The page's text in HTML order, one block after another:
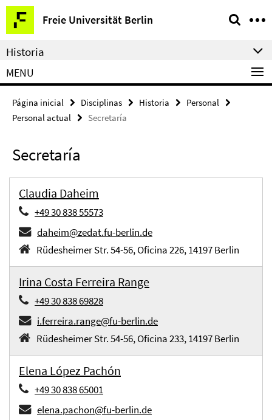
Springe
direkt
zu
Inhalt
Freie Universität Berlin
Herramientas
de
navegación
Historia
MENU
Página inicial Disciplinas Historia
Personal
Personal actual
Secretaría
Secretaría
Claudia Daheim
+49 30 838 55573
daheim@zedat.fu-berlin.de
Rüdesheimer Str. 54-56, Oficina 226, 14197 Berlin
Irina Costa Ferreira Range
+49 30 838 69828
i.ferreira.range@fu-berlin.de
Rüdesheimer Str. 54-56, Oficina 233, 14197 Berlin
Elena López Pachón
+49 30 838 65001
elena.pachon@fu-berlin.de